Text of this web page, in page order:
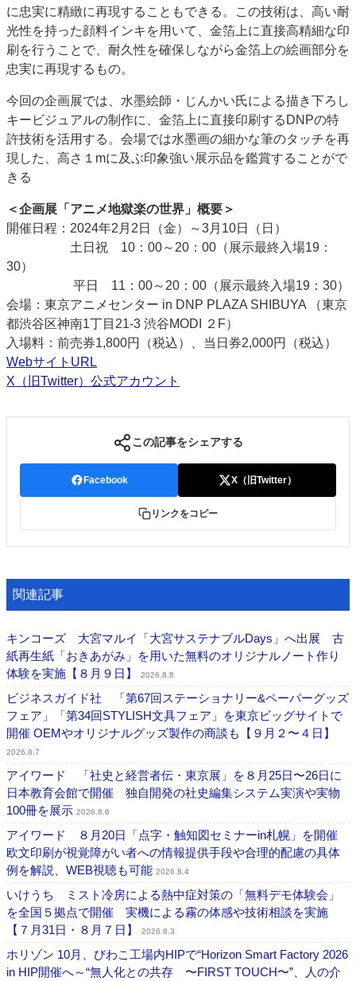
に忠実に精緻に再現することもできる。この技術は、高い耐
光性を持った顔料インキを用いて、金箔上に直接高精細な印
刷を行うことで、耐久性を確保しながら金箔上の絵画部分を
忠実に再現するもの。
今回の企画展では、水墨絵師・じんかい氏による描き下ろし
キービジュアルの制作に、金箔上に直接印刷するDNPの特
許技術を活用する。会場では水墨画の細かな筆のタッチを再
現した、高さ１mに及ぶ印象強い展示品を鑑賞することがで
きる
＜企画展「アニメ地獄楽の世界」概要＞
開催日程：2024年2月2日（金）～3月10日（日）
土日祝 10：00～20：00（展示最終入場19：
30）
平日 11：00～20：00（展示最終入場19：30）
会場：東京アニメセンター in DNP PLAZA SHIBUYA （東京
都渋谷区神南1丁目21-3 渋谷MODI ２F）
入場料：前売券1,800円（税込）、当日券2,000円（税込）
WebサイトURL
X（旧Twitter）公式アカウント
この記事をシェアする
Facebook X（旧Twitter）
リンクをコピー
関連記事
キンコーズ 大宮マルイ「大宮サステナブルDays」へ出展 古
紙再生紙「おきあがみ」を用いた無料のオリジナルノート作り
体験を実施【８月９日】
2026.8.8
ビジネスガイド社 「第67回ステーショナリー&ペーパーグッズ
フェア」「第34回STYLISH文具フェア」を東京ビッグサイトで
開催 OEMやオリジナルグッズ製作の商談も【９月２〜４日】
2026.8.7
アイワード 「社史と経営者伝・東京展」を８月25日〜26日に
日本教育会館で開催 独自開発の社史編集システム実演や実物
100冊を展示 2026.8.6
アイワード ８月20日「点字・触知図セミナーin札幌」を開催
欧文印刷が視覚障がい者への情報提供手段や合理的配慮の具体
例を解説、WEB視聴も可能 2026.8.4
いけうち ミスト冷房による熱中症対策の「無料デモ体験会」
を全国５拠点で開催 実機による霧の体感や技術相談を実施
【７月31日・８月７日】
2026.8.3
ホリゾン 10月、びわこ工場内HIPで“Horizon Smart Factory 2026
in HIP開催へ～“無人化との共存 〜FIRST TOUCH〜”、人の介